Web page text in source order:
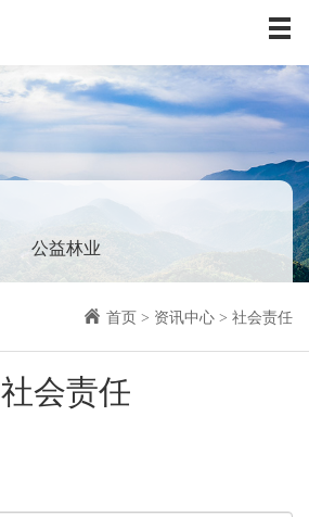
关于我们
资讯中心
业务板块
社会责任
人力资源
公益林业
首页 > 资讯中心 > 社会责任
社会责任